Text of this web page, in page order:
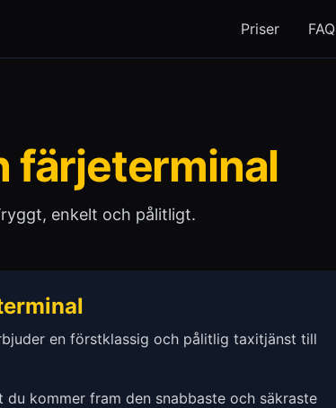
Priser FAQ
färjeterminal
enkelt och pålitligt.
en förstklassig och pålitlig taxitjänst till
kommer fram den snabbaste och säkraste